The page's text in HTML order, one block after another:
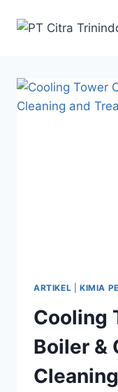
ARTIKEL KIMIA
Cooling
Boiler &